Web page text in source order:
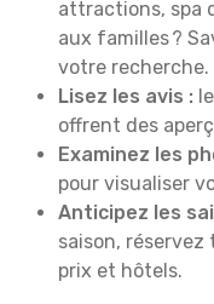
attractions, spa
aux familles ?
votre recherche.
Lisez les avis :
offrent des
Examinez les
pour visualiser
Anticipez les
saison,
prix et hôtels.